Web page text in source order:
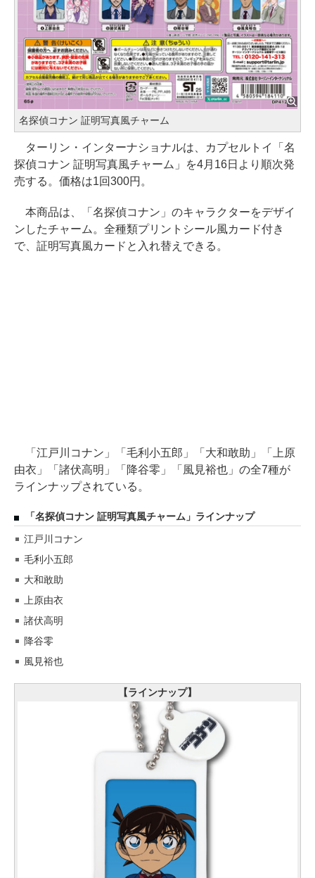
名探偵コナン 証明写真風チャーム
ターリン・インターナショナルは、カプセルトイ「名
探偵コナン 証明写真風チャーム」を4月16日より順次発
売する。価格は1回300円。
本商品は、「名探偵コナン」のキャラクターをデザイ
ンしたチャーム。全種類プリントシール風カード付き
で、証明写真風カードと入れ替えできる。
「江戸川コナン」「毛利小五郎」「大和敢助」「上原
由衣」「諸伏高明」「降谷零」「風見裕也」の全7種が
ラインナップされている。
「名探偵コナン 証明写真風チャーム」ラインナップ
江戸川コナン
毛利小五郎
大和敢助
上原由衣
諸伏高明
降谷零
風見裕也
【ラインナップ】